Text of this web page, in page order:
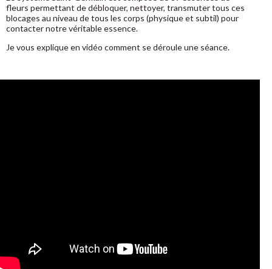
fleurs permettant de débloquer, nettoyer, transmuter tous ces
blocages au niveau de tous les corps (physique et subtil) pour
contacter notre véritable essence.
Je vous explique en vidéo comment se déroule une séance.